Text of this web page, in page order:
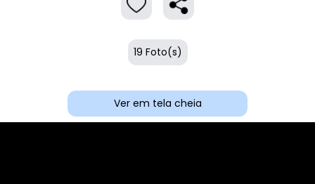
19 Foto(s)
Ver em tela cheia